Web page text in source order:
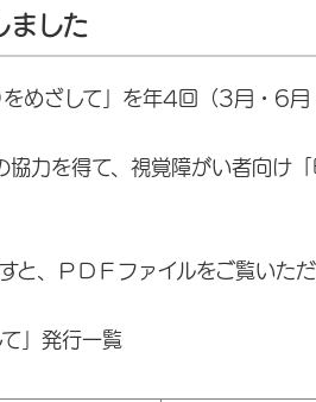
ました
めざして」を年4回（3月・6
力を得て、視覚障がい者向け
、ＰＤＦファイルをご覧いただ
」発行一覧